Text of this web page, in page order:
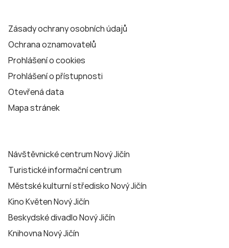
Zásady ochrany osobních údajů
Ochrana oznamovatelů
Prohlášení o cookies
Prohlášení o přístupnosti
Otevřená data
Mapa stránek
Návštěvnické centrum Nový Jičín
Turistické informační centrum
Městské kulturní středisko Nový Jičín
Kino Květen Nový Jičín
Beskydské divadlo Nový Jičín
Knihovna Nový Jičín